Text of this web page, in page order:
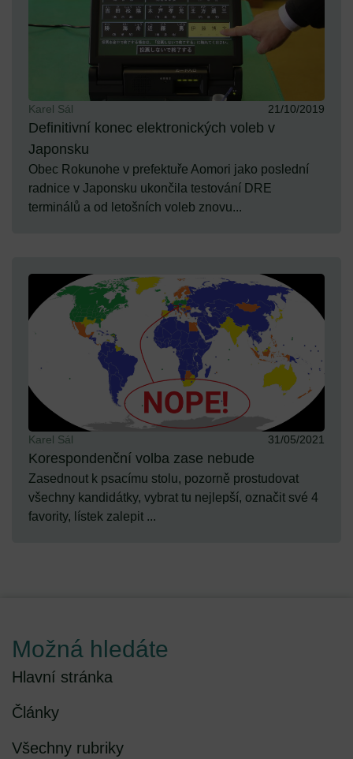
Karel Sál 21/10/2019
Definitivní konec elektronických voleb v
Japonsku
Obec Rokunohe v prefektuře Aomori jako poslední
radnice v Japonsku ukončila testování DRE
terminálů a od letošních voleb znovu...
Karel Sál 31/05/2021
Korespondenční volba zase nebude
Zasednout k psacímu stolu, pozorně prostudovat
všechny kandidátky, vybrat tu nejlepší, označit své 4
favority, lístek zalepit ...
Možná hledáte
Hlavní stránka
Články
Všechny rubriky